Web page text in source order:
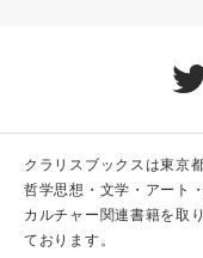
クラリスブックスは東京
哲学思想・文学・アート
カルチャー関連書籍を取
ております。